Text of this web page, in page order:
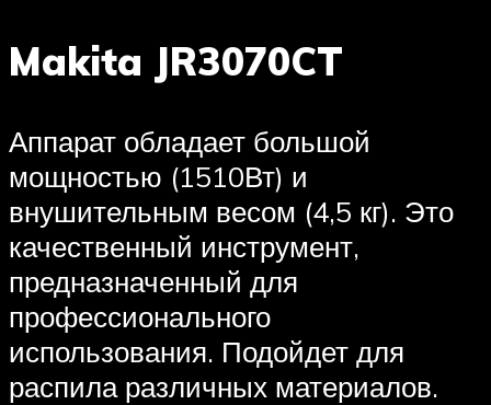
Makita JR3070CT
Аппарат обладает большой
мощностью (1510Вт) и
внушительным весом (4,5 кг). Это
качественный инструмент,
предназначенный для
профессионального
использования. Подойдет для
распила различных материалов.